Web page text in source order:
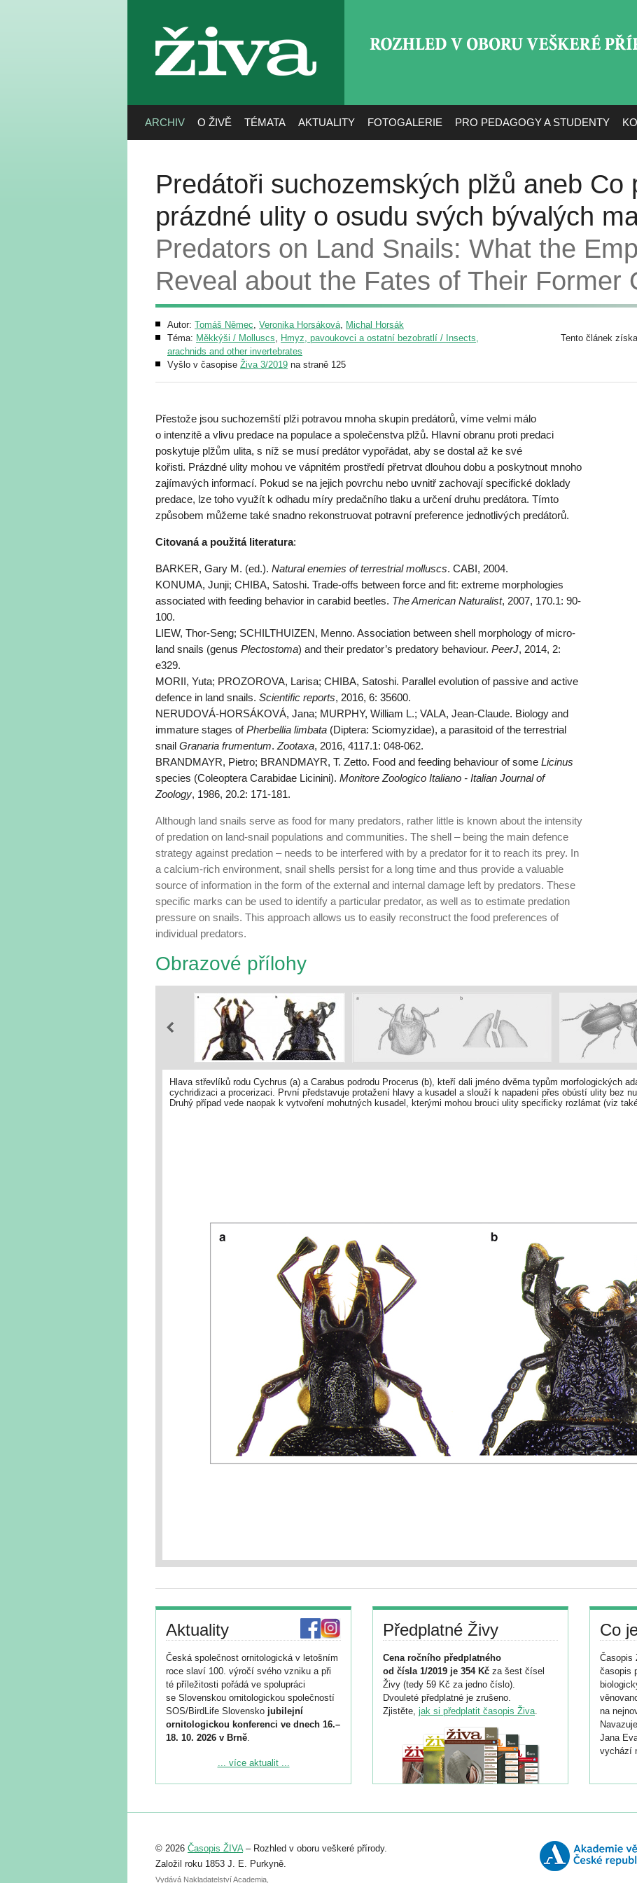
živa
ARCHIV O ŽIVĚ TÉMATA AKTUALITY FOTOGALERIE PRO PEDAGOGY A STUDENTY
Predátoři suchozemských plžů aneb Co
prázdné ulity o osudu svých bývalých
Predators on Land Snails: What the
Reveal about the Fates of Their Former
Autor: Tomáš Němec, Veronika Horsáková, Michal Horsák
Téma: Měkkýši / Molluscs, Hmyz, pavoukovci a ostatní bezobratlí / Insects,
arachnids and other invertebrates
Vyšlo v časopise Živa 3/2019 na straně 125
Tento článek
Přestože jsou suchozemští plži potravou mnoha skupin predátorů, víme velmi málo
o intenzitě a vlivu predace na populace a společenstva plžů. Hlavní obranu proti predaci
poskytuje plžům ulita, s níž se musí predátor vypořádat, aby se dostal až ke své
kořisti. Prázdné ulity mohou ve vápnitém prostředí přetrvat dlouhou dobu a poskytnout mnoho
zajímavých informací. Pokud se na jejich povrchu nebo uvnitř zachovají specifické doklady
predace, lze toho využít k odhadu míry predačního tlaku a určení druhu predátora. Tímto
způsobem můžeme také snadno rekonstruovat potravní preference jednotlivých predátorů.
Citovaná a použitá literatura:
BARKER, Gary M. (ed.). Natural enemies of terrestrial molluscs. CABI, 2004.
KONUMA, Junji; CHIBA, Satoshi. Trade-offs between force and fit: extreme morphologies
associated with feeding behavior in carabid beetles. The American Naturalist, 2007, 170.1: 90-
100.
LIEW, Thor-Seng; SCHILTHUIZEN, Menno. Association between shell morphology of micro-
land snails (genus Plectostoma) and their predator’s predatory behaviour. PeerJ, 2014, 2:
e329.
MORII, Yuta; PROZOROVA, Larisa; CHIBA, Satoshi. Parallel evolution of passive and active
defence in land snails. Scientific reports, 2016, 6: 35600.
NERUDOVÁ-HORSÁKOVÁ, Jana; MURPHY, William L.; VALA, Jean-Claude. Biology and
immature stages ofPherbellia limbata (Diptera: Sciomyzidae), a parasitoid of the terrestrial
snail Granaria frumentum. Zootaxa, 2016, 4117.1: 048-062.
BRANDMAYR, Pietro; BRANDMAYR, T. Zetto. Food and feeding behaviour of some Licinus
species (Coleoptera Carabidae Licinini). Monitore Zoologico Italiano - Italian Journal of
Zoology, 1986, 20.2: 171-181.
Although land snails serve as food for many predators, rather little is known about the intensity
of predation on land-snail populations and communities. The shell – being the main defence
strategy against predation – needs to be interfered with by a predator for it to reach its prey. In
a calcium-rich environment, snail shells persist for a long time and thus provide a valuable
source of information in the form of the external and internal damage left by predators. These
specific marks can be used to identify a particular predator, as well as to estimate predation
pressure on snails. This approach allows us to easily reconstruct the food preferences of
individual predators.
Obrazové přílohy
Hlava střevlíků rodu Cychrus (a) a Carabus podrodu Procerus (b), kteří dali jméno dvěma typům morfologických
cychridizaci a procerizaci. První představuje protažení hlavy a kusadel a slouží k napadení přes obústí ulity bez
Druhý případ vede naopak k vytvoření mohutných kusadel, kterými mohou brouci ulity specificky rozlámat (viz
Aktuality
Česká společnost ornitologická v letošním
roce slaví 100. výročí svého vzniku a při
té příležitosti pořádá ve spolupráci
se Slovenskou ornitologickou společností
SOS/BirdLife Slovensko jubilejní
ornitologickou konferenci ve dnech 16.–
18. 10. 2026 v Brně.
Podrobnější informace ke konferenci
Registrovat se můžete do 6. září.
abstraktu přihlášené přednášky nebo
posteru je už 30. června.
... více aktualit ...
Předplatné Živy
Cena ročního předplatného
od čísla 1/2019 je 354 Kč za šest čísel
Živy (tedy 59 Kč za jedno číslo).
Dvouleté předplatné je zrušeno.
Zjistěte, jak si předplatit časopis Živa.
Co
Časopis
časopis
na
Jana
vychází
© 2026 Časopis ŽIVA– Rozhled v oboru veškeré přírody.
Založil roku 1853 J. E. Purkyně.
Vydává Nakladatelství Academia,